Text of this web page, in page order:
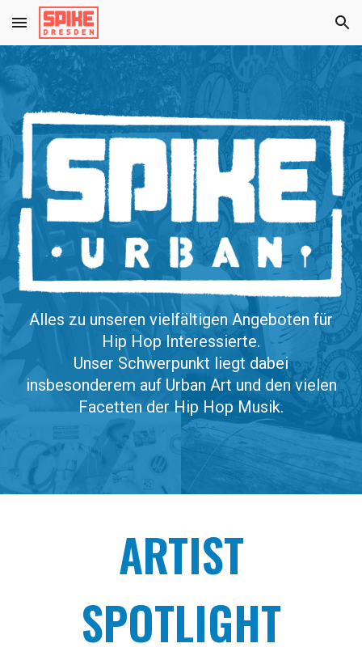
Skip to main content Skip to navigation
Alles zu unseren vielfältigen Angeboten für
Hip Hop Interessierte.
Unser Schwerpunkt liegt dabei
insbesonderem auf Urban Art und den vielen
Facetten der Hip Hop Musik.
ARTIST
SPOTLIGHT